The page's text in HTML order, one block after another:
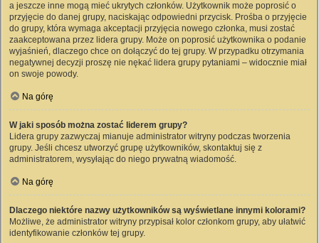
a jeszcze inne mogą mieć ukrytych członków. Użytkownik może poprosić o
przyjęcie do danej grupy, naciskając odpowiedni przycisk. Prośba o przyjęcie
do grupy, która wymaga akceptacji przyjęcia nowego członka, musi zostać
zaakceptowana przez lidera grupy. Może on poprosić użytkownika o podanie
wyjaśnień, dlaczego chce on dołączyć do tej grupy. W przypadku otrzymania
negatywnej decyzji proszę nie nękać lidera grupy pytaniami – widocznie miał
on swoje powody.
Na górę
W jaki sposób można zostać liderem grupy?
Lidera grupy zazwyczaj mianuje administrator witryny podczas tworzenia
grupy. Jeśli chcesz utworzyć grupę użytkowników, skontaktuj się z
administratorem, wysyłając do niego prywatną wiadomość.
Na górę
Dlaczego niektóre nazwy użytkowników są wyświetlane innymi kolorami?
Możliwe, że administrator witryny przypisał kolor członkom grupy, aby ułatwić
identyfikowanie członków tej grupy.